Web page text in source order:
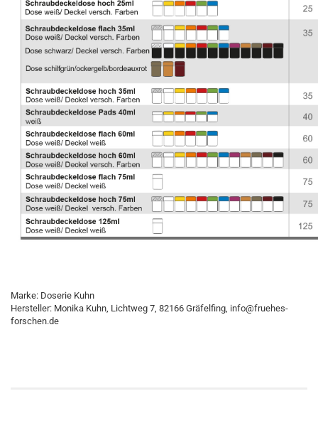
Marke: Doserie Kuhn
Hersteller: Monika Kuhn, Lichtweg 7, 82166 Gräfelfing, info@fruehes-
forschen.de